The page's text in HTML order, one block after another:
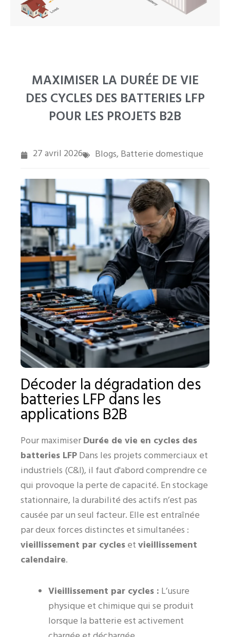
MAXIMISER LA DURÉE DE VIE
DES CYCLES DES BATTERIES LFP
POUR LES PROJETS B2B
27 avril 2026 Blogs, Batterie domestique
Décoder la dégradation des
batteries LFP dans les
applications B2B
Pour maximiserDurée de vie en cycles des
batteries LFPDans les projets commerciaux et
industriels (C&I), il faut d'abord comprendre ce
qui provoque la perte de capacité. En stockage
stationnaire, la durabilité des actifs n’est pas
causée par un seul facteur. Elle est entraînée
par deux forces distinctes et simultanées :
vieillissement par cyclesetvieillissement
calendaire.
Vieillissement par cycles : L’usure
physique et chimique qui se produit
lorsque la batterie est activement